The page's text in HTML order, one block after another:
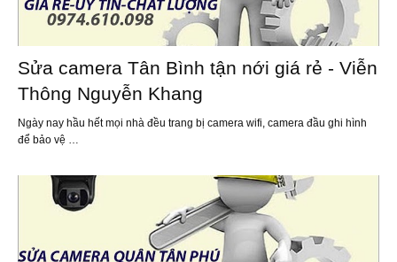
Sửa camera Tân Bình tận nới giá rẻ - Viễn
Thông Nguyễn Khang
Ngày nay hầu hết mọi nhà đều trang bị camera wifi, camera đầu ghi hình
để bảo vệ …